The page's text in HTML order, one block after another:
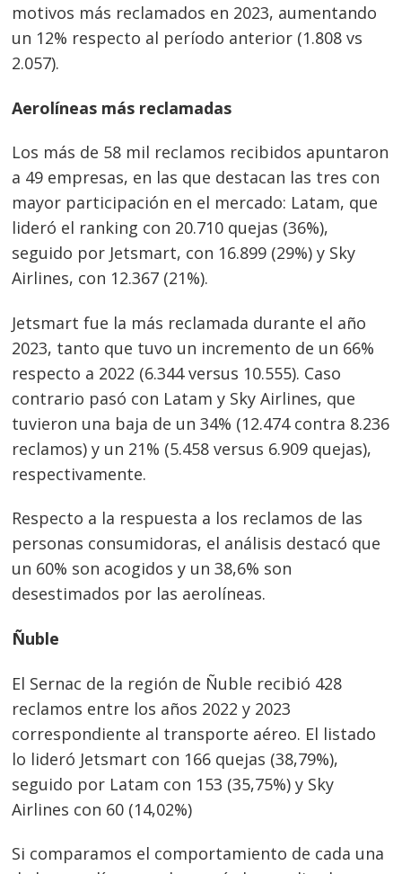
motivos más reclamados en 2023, aumentando
un 12% respecto al período anterior (1.808 vs
2.057).
Aerolíneas más reclamadas
Los más de 58 mil reclamos recibidos apuntaron
a 49 empresas, en las que destacan las tres con
mayor participación en el mercado: Latam, que
lideró el ranking con 20.710 quejas (36%),
seguido por Jetsmart, con 16.899 (29%) y Sky
Airlines, con 12.367 (21%).
Jetsmart fue la más reclamada durante el año
2023, tanto que tuvo un incremento de un 66%
respecto a 2022 (6.344 versus 10.555). Caso
contrario pasó con Latam y Sky Airlines, que
tuvieron una baja de un 34% (12.474 contra 8.236
reclamos) y un 21% (5.458 versus 6.909 quejas),
respectivamente.
Respecto a la respuesta a los reclamos de las
personas consumidoras, el análisis destacó que
un 60% son acogidos y un 38,6% son
desestimados por las aerolíneas.
Ñuble
El Sernac de la región de Ñuble recibió 428
reclamos entre los años 2022 y 2023
correspondiente al transporte aéreo. El listado
lo lideró Jetsmart con 166 quejas (38,79%),
seguido por Latam con 153 (35,75%) y Sky
Airlines con 60 (14,02%)
Si comparamos el comportamiento de cada una
Navegación
de
entradas